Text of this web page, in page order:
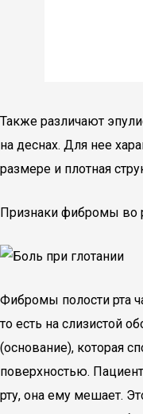
Также различают
на деснах. Для нее
размере и плотная
Признаки фибромы во
Фибромы полости рта
то есть на слизистой
(основание), которая
поверхностью.
рту, она ему мешает.